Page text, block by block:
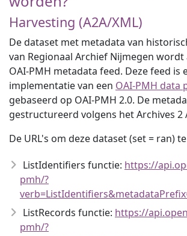
Harvesting (A2A/XML)
De dataset met metadata van
van Regionaal Archief Nijmegen wordt
OAI-PMH metadata feed. Deze feed is
implementatie van een OAI-PMH data
gebaseerd op OAI-PMH 2.0. De
gestructureerd volgens het Archives 2
De URL's om deze dataset (set = ran)
ListIdentifiers functie: https://
pmh/?
ListRecords functie: https://
pmh/?